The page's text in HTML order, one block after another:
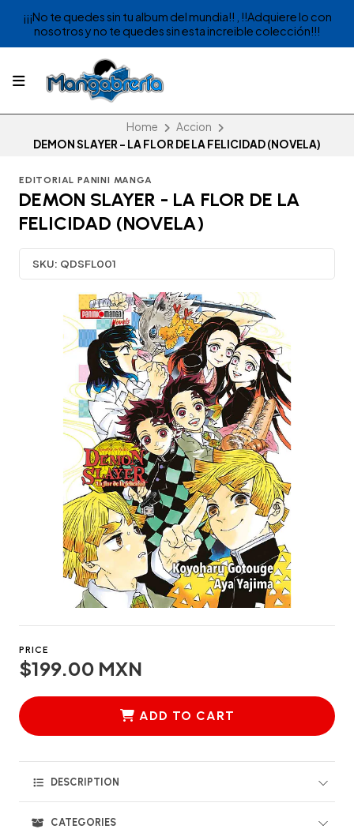
¡¡¡No te quedes sin tu album del mundia!! , !!Adquiere lo con
nosotros y no te quedes sin esta increible colección!!!
Home
Accion
DEMON SLAYER - LA FLOR DE LA FELICIDAD (NOVELA)
EDITORIAL PANINI MANGA
DEMON SLAYER - LA FLOR DE LA
FELICIDAD (NOVELA)
SKU: QDSFL001
PRICE
$199.00 MXN
ADD TO CART
DESCRIPTION
CATEGORIES